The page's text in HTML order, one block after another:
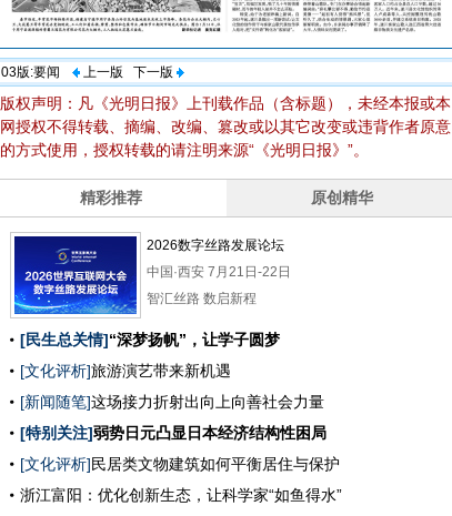
03版:要闻 上一版 下一版
版权声明：凡《光明日报》上刊载作品（含标题），未经本报或本
网授权不得转载、摘编、改编、篡改或以其它改变或违背作者原意
的方式使用，授权转载的请注明来源“《光明日报》”。